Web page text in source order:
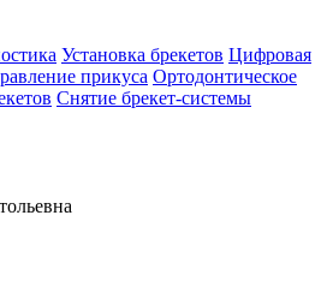
Установка брекетов Цифровая
прикуса Ортодонтическое
Снятие брекет-системы